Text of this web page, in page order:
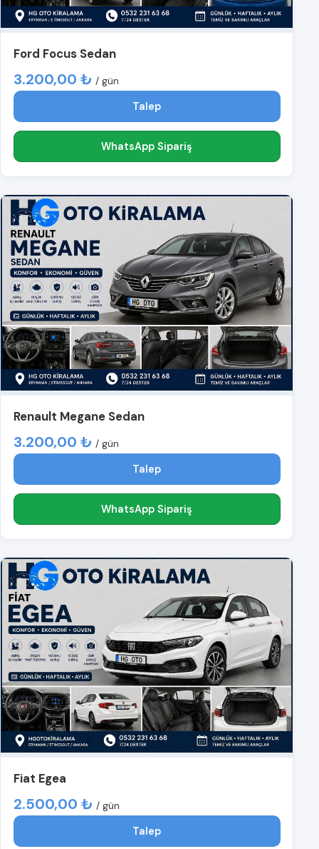
Ford Focus Sedan
3.200,00 ₺ / gün
Talep
WhatsApp Sipariş
Renault Megane Sedan
3.200,00 ₺ / gün
Talep
WhatsApp Sipariş
Fiat Egea
2.500,00 ₺ / gün
Talep